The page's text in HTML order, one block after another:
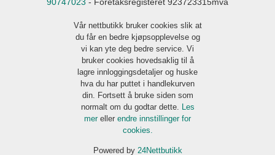
90747023 - Foretaksregisteret 923723315mva
Vår nettbutikk bruker cookies slik at
du får en bedre kjøpsopplevelse og
vi kan yte deg bedre service. Vi
bruker cookies hovedsaklig til å
lagre innloggingsdetaljer og huske
hva du har puttet i handlekurven
din. Fortsett å bruke siden som
normalt om du godtar dette.
Les
mer eller endre innstillinger for
cookies.
Powered by 24Nettbutikk